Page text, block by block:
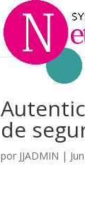
de
por JJADMIN |